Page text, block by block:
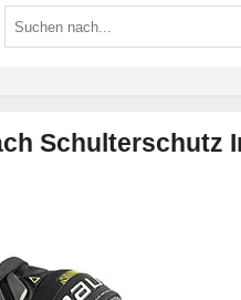
Schulterschutz